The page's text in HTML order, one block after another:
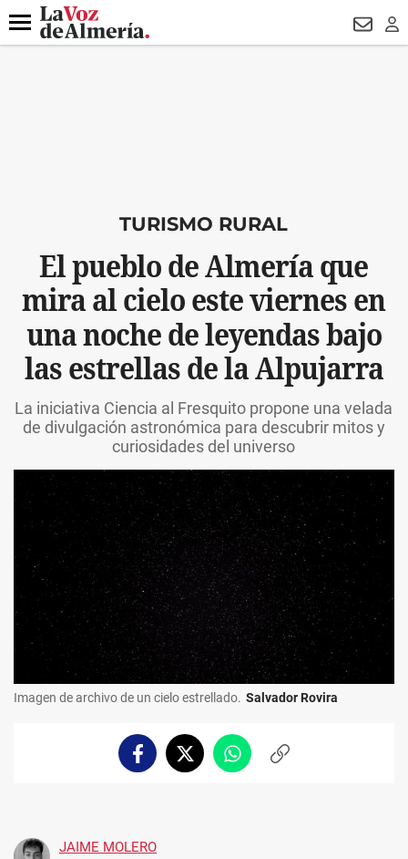
DESTACADO
Menú
TURISMO RURAL
El pueblo de Almería que
mira al cielo este viernes en
una noche de leyendas bajo
las estrellas de la Alpujarra
La iniciativa Ciencia al Fresquito propone una velada
de divulgación astronómica para descubrir mitos y
curiosidades del universo
Imagen de archivo de un cielo estrellado. Salvador Rovira
FacebookTwitterWhatsappCopiar
JAIME MOLERO